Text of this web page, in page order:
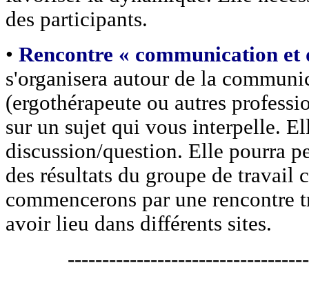
des participants.
• Rencontre « communication et
s'organisera autour de la
(ergothérapeute ou autres
sur un sujet qui vous interpelle.
discussion/question. Elle pourra
des résultats du groupe de travail
commencerons par une
avoir lieu dans différents sites.